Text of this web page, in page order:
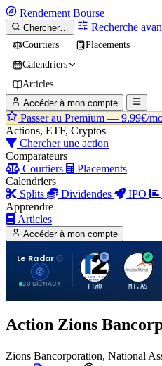
Rendement Bourse
Chercher… Recherche
Courtiers
Placements
Calendriers
Articles
Accéder à mon compte
Passer au Premium — 9.99€/
Actions, ETF, Cryptos
Chercher une action
Comparateurs
Courtiers
Placements
Calendriers
Splits
Dividendes IPO
Apprendre
Articles
Accéder à mon compte
Le Radar
20 SIGNAUX
T
TTWO
A
MT.AS
Action Zions
Zions Bancorporation, National